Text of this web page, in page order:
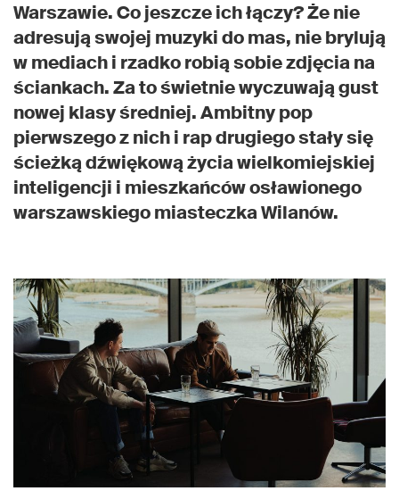
Warszawie. Co jeszcze ich łączy? Że nie
adresują swojej muzyki do mas, nie brylują
w mediach i rzadko robią sobie zdjęcia na
ściankach. Za to świetnie wyczuwają gust
nowej klasy średniej. Ambitny pop
pierwszego z nich i rap drugiego stały się
ścieżką dźwiękową życia wielkomiejskiej
inteligencji i mieszkańców osławionego
warszawskiego miasteczka Wilanów.